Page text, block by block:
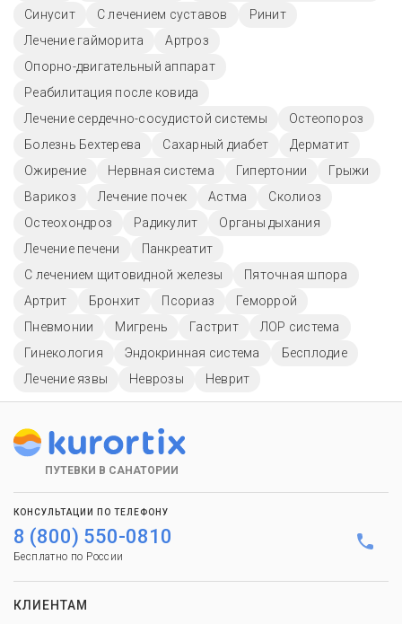
Синусит
С лечением суставов
Ринит
Лечение гайморита
Артроз
Опорно-двигательный аппарат
Реабилитация после ковида
Лечение сердечно-сосудистой системы
Остеопороз
Болезнь Бехтерева
Сахарный диабет
Дерматит
Ожирение
Нервная система Гипертонии
Грыжи
Варикоз
Лечение почек Астма
Сколиоз
Остеохондроз
Радикулит
Органы дыхания
Лечение печени
Панкреатит
С лечением щитовидной железы
Пяточная шпора
Артрит
Бронхит Псориаз
Геморрой
Пневмонии
Мигрень Гастрит
ЛОР система
Гинекология
Эндокринная система
Бесплодие
Лечение язвы
Неврозы Неврит
ПУТЕВКИ В САНАТОРИИ
КОНСУЛЬТАЦИИ ПО ТЕЛЕФОНУ
8 (800) 550-0810
Бесплатно по России
КЛИЕНТАМ